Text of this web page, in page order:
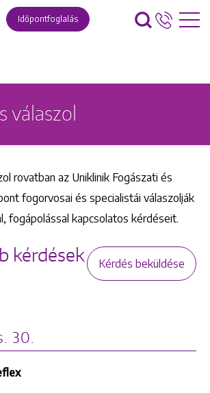
Időpontfoglalás
válaszol
rovatban az Uniklinik Fogászati és
fogorvosai és specialistái válaszolják
fogápolással kapcsolatos kérdéseit.
Kérdés beküldése
kérdések
30.